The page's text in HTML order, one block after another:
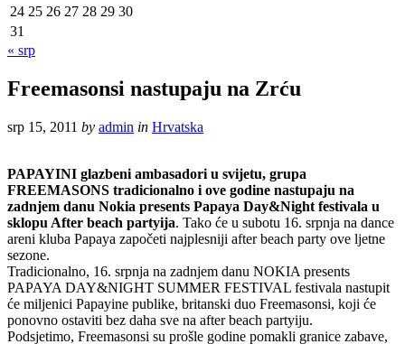
24 25 26 27 28 29 30
31
« srp
Freemasonsi nastupaju na Zrću
srp 15, 2011 by admin in Hrvatska
PAPAYINI glazbeni ambasadori u svijetu, grupa
FREEMASONS tradicionalno i ove godine nastupaju na
zadnjem danu Nokia presents Papaya Day&Night festivala u
sklopu After beach partyija. Tako će u subotu 16. srpnja na dance
areni kluba Papaya započeti najplesniji after beach party ove ljetne
sezone.
Tradicionalno, 16. srpnja na zadnjem danu NOKIA presents
PAPAYA DAY&NIGHT SUMMER FESTIVAL festivala nastupit
će miljenici Papayine publike, britanski duo Freemasonsi, koji će
ponovno ostaviti bez daha sve na after beach partyiju.
Podsjetimo, Freemasonsi su prošle godine pomakli granice zabave,